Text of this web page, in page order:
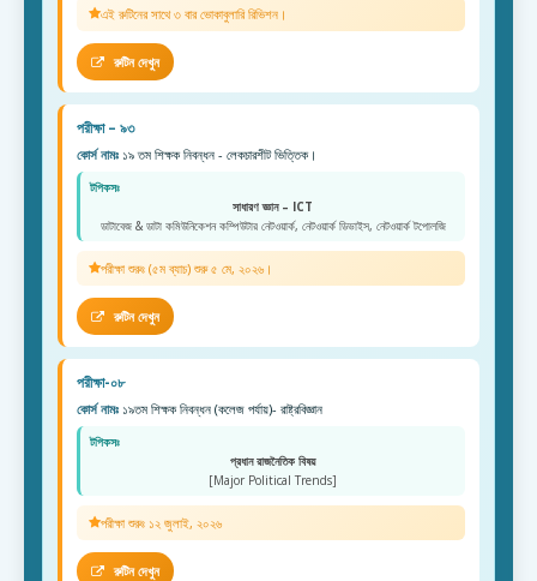
এই রুটিনের সাথে ৩ বার ভোকাবুলারি রিভিশন।
রুটিন দেখুন
পরীক্ষা – ৯৩
কোর্স নামঃ ১৯ তম শিক্ষক নিবন্ধন - লেকচারশীট ভিত্তিক।
টপিকসঃ
সাধারণ জ্ঞান – ICT
ডাটাবেজ & ডাটা কমিউনিকেশন কম্পিউটার নেটওয়ার্ক, নেটওয়ার্ক ডিভাইস, নেটওয়ার্ক টপোলজি
পরীক্ষা শুরুঃ (৫ম ব্যাচ) শুরু ৫ মে, ২০২৬।
রুটিন দেখুন
পরীক্ষা-০৮
কোর্স নামঃ ১৯তম শিক্ষক নিবন্ধন (কলেজ পর্যায়)- রাষ্ট্রবিজ্ঞান
টপিকসঃ
প্রধান রাজনৈতিক বিষয়
[Major Political Trends]
পরীক্ষা শুরুঃ ১২ জুলাই, ২০২৬
রুটিন দেখুন